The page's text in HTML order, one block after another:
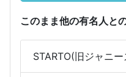
このまま他の有名人と
STARTO(旧ジャニー